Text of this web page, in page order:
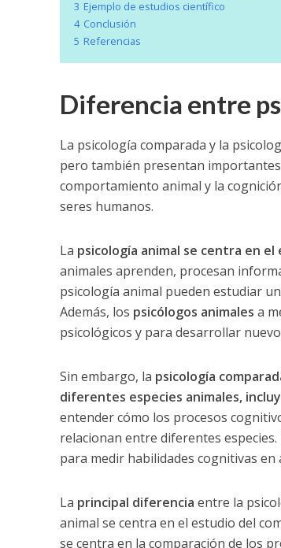
3 Ejemplo de estudios científico
4 Conclusión
5 Referencias
Diferencia entre
La psicología comparada y la
pero también presentan
comportamiento animal y la
seres humanos.
La psicología animal se centra en
animales aprenden, procesan
psicología animal pueden estudiar
Además, los psicólogos animales a
psicológicos y para desarrollar
Sin embargo, la psicología
diferentes especies animales,
entender cómo los procesos
relacionan entre diferentes
para medir habilidades cognitivas
La principal diferencia entre la
animal se centra en el estudio del
se centra en la comparación de los